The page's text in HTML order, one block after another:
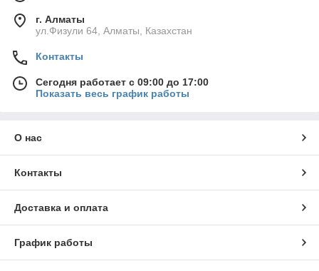
г. Алматы
ул.Физули 64, Алматы, Казахстан
Контакты
Сегодня работает с 09:00 до 17:00
Показать весь график работы
О нас
Контакты
Доставка и оплата
График работы